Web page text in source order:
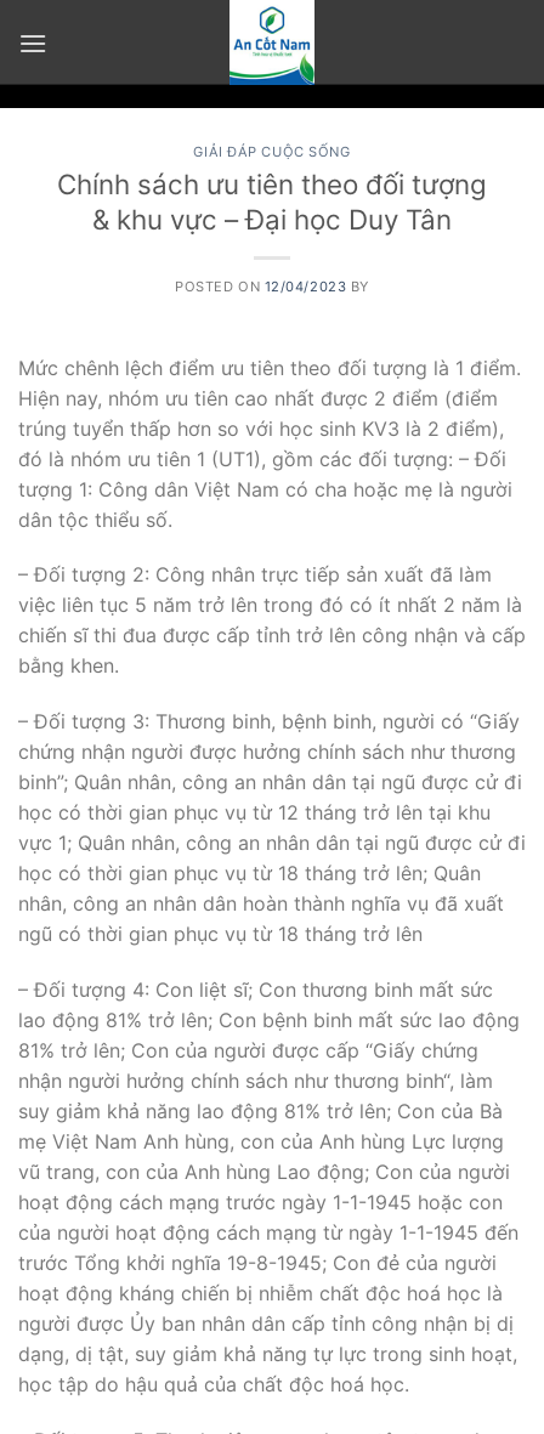
GIẢI ĐÁP CUỘC SỐNG
Chính sách ưu tiên theo đối tượng
& khu vực – Đại học Duy Tân
POSTED ON 12/04/2023 BY
Mức chênh lệch điểm ưu tiên theo đối tượng là 1 điểm.
Hiện nay, nhóm ưu tiên cao nhất được 2 điểm (điểm
trúng tuyển thấp hơn so với học sinh KV3 là 2 điểm),
đó là nhóm ưu tiên 1 (UT1), gồm các đối tượng: – Đối
tượng 1: Công dân Việt Nam có cha hoặc mẹ là người
dân tộc thiểu số.
– Đối tượng 2: Công nhân trực tiếp sản xuất đã làm
việc liên tục 5 năm trở lên trong đó có ít nhất 2 năm là
chiến sĩ thi đua được cấp tỉnh trở lên công nhận và cấp
bằng khen.
– Đối tượng 3: Thương binh, bệnh binh, người có “Giấy
chứng nhận người được hưởng chính sách như thương
binh”; Quân nhân, công an nhân dân tại ngũ được cử đi
học có thời gian phục vụ từ 12 tháng trở lên tại khu
vực 1; Quân nhân, công an nhân dân tại ngũ được cử đi
học có thời gian phục vụ từ 18 tháng trở lên; Quân
nhân, công an nhân dân hoàn thành nghĩa vụ đã xuất
ngũ có thời gian phục vụ từ 18 tháng trở lên
– Đối tượng 4: Con liệt sĩ; Con thương binh mất sức
lao động 81% trở lên; Con bệnh binh mất sức lao động
81% trở lên; Con của người được cấp “Giấy chứng
nhận người hưởng chính sách như thương binh“, làm
suy giảm khả năng lao động 81% trở lên; Con của Bà
mẹ Việt Nam Anh hùng, con của Anh hùng Lực lượng
vũ trang, con của Anh hùng Lao động; Con của người
hoạt động cách mạng trước ngày 1-1-1945 hoặc con
của người hoạt động cách mạng từ ngày 1-1-1945 đến
trước Tổng khởi nghĩa 19-8-1945; Con đẻ của người
hoạt động kháng chiến bị nhiễm chất độc hoá học là
người được Ủy ban nhân dân cấp tỉnh công nhận bị dị
dạng, dị tật, suy giảm khả năng tự lực trong sinh hoạt,
học tập do hậu quả của chất độc hoá học.